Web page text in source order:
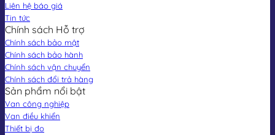
Liên hệ báo giá
Tin tức
Chính sách Hỗ trợ
Chính sách bảo mật
Chính sách bảo hành
Chính sách vận chuyển
Chính sách đổi trả hàng
Sản phẩm nổi bật
Van công nghiệp
Van điều khiển
Thiết bị đo